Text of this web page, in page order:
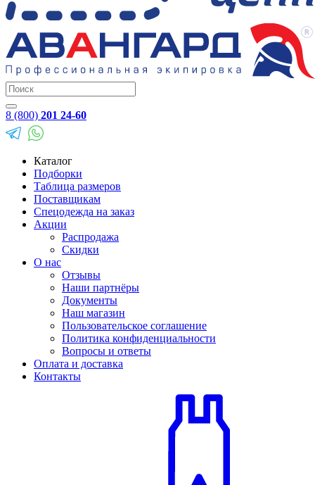
8 (800) 201 24-60
Каталог
Подборки
Таблица размеров
Поставщикам
Спецодежда на заказ
Акции
Распродажа
Скидки
О нас
Отзывы
Наши партнёры
Документы
Наш магазин
Пользовательское соглашение
Политика конфиденциальности
Вопросы и ответы
Оплата и доставка
Контакты